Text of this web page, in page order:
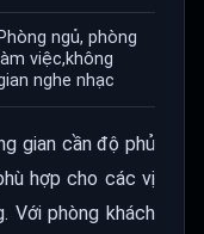
Phòng ngủ, phòng
làm việc,không
nghe nhạc
gian cần độ phủ
hợp cho các vị
Với phòng khách